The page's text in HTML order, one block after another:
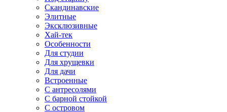
Скандинавские
Элитные
Эксклюзивные
Хай-тек
Особенности
Для студии
Для хрущевки
Для дачи
Встроенные
С антресолями
С барной стойкой
С островом